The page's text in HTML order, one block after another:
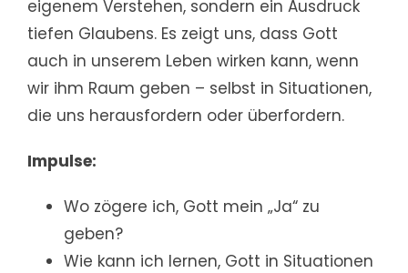
eigenem Verstehen, sondern ein Ausdruck
tiefen Glaubens. Es zeigt uns, dass Gott
auch in unserem Leben wirken kann, wenn
wir ihm Raum geben – selbst in Situationen,
die uns herausfordern oder überfordern.
Impulse:
Wo zögere ich, Gott mein „Ja“ zu
geben?
Wie kann ich lernen, Gott in Situationen